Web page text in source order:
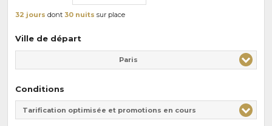
32 jours dont 30 nuits sur place
Ville de départ
Paris
Conditions
Tarification optimisée et promotions en cours